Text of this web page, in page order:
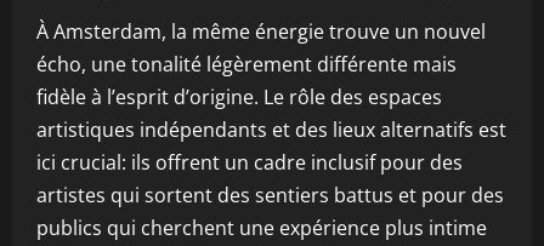
À Amsterdam, la même énergie trouve un nouvel
écho, une tonalité légèrement différente mais
fidèle à l’esprit d’origine. Le rôle des espaces
artistiques indépendants et des lieux alternatifs est
ici crucial: ils offrent un cadre inclusif pour des
artistes qui sortent des sentiers battus et pour des
publics qui cherchent une expérience plus intime